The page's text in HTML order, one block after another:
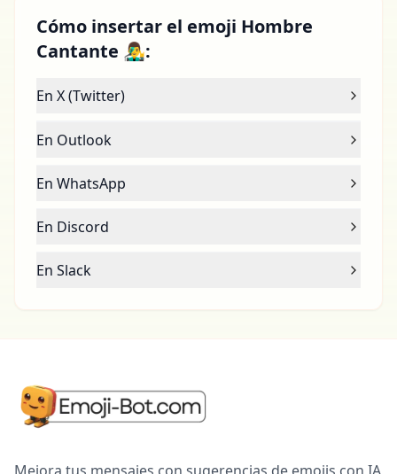
Cómo insertar el emoji Hombre
Cantante 👨‍🎤:
En X (Twitter)
En Outlook
En WhatsApp
En Discord
En Slack